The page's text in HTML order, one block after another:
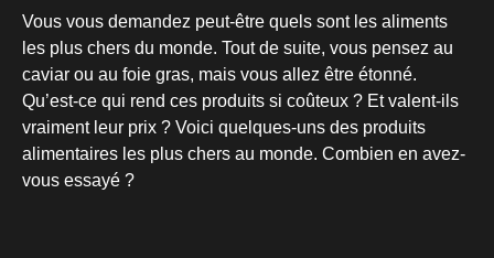
Vous vous demandez peut-être quels sont les aliments
les plus chers du monde. Tout de suite, vous pensez au
caviar ou au foie gras, mais vous allez être étonné.
Qu’est-ce qui rend ces produits si coûteux ? Et valent-ils
vraiment leur prix ? Voici quelques-uns des produits
alimentaires les plus chers au monde. Combien en avez-
vous essayé ?